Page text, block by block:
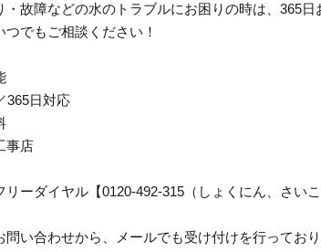
・故障などの水のトラブルにお困りの時は、365
でもご相談ください！
365日対応
事店
リーダイヤル【0120-492-315（しょくにん、さい
問い合わせから、メールでも受け付けを行っており